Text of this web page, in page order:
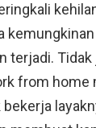
terjadi. Tidak
from home